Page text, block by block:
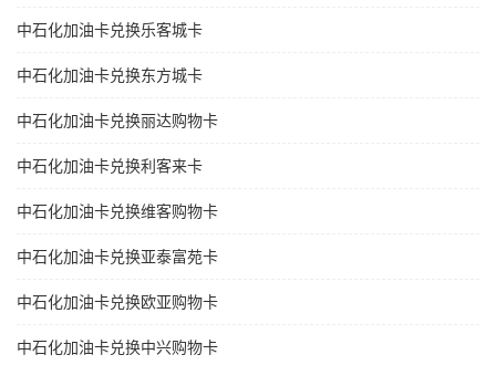
中石化加油卡兑换乐客城卡
中石化加油卡兑换东方城卡
中石化加油卡兑换丽达购物卡
中石化加油卡兑换利客来卡
中石化加油卡兑换维客购物卡
中石化加油卡兑换亚泰富苑卡
中石化加油卡兑换欧亚购物卡
中石化加油卡兑换中兴购物卡